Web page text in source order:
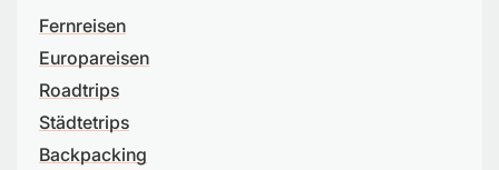
Fernreisen
Europareisen
Roadtrips
Städtetrips
Backpacking